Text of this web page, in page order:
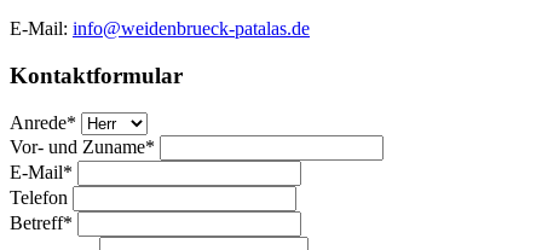
E-Mail: info@weidenbrueck-patalas.de
Kontaktformular
Anrede*
Vor- und Zuname*
E-Mail*
Telefon
Betreff*